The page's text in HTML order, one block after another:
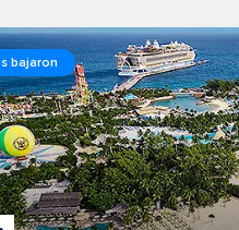
bajaron